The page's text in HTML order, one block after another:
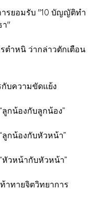
อมรับ "10 บัญญัติทำ
า"
นิ ว่ากล่าวตักเตือน
ความขัดแย้ง
กับลูกน้อง”
กับหัวหน้า”
กับหัวหน้า”
ายจิตวิทยาการ